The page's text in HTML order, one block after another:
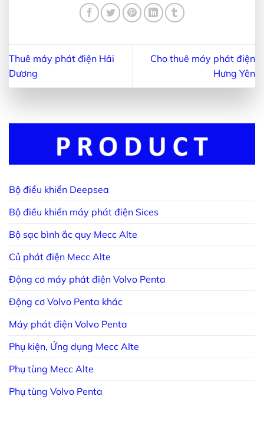
Thuê máy phát điện Hải
Dương
Cho thuê máy phát điện
Hưng Yên
Bộ điều khiển Deepsea
Bộ điều khiển máy phát điện Sices
Bộ sạc bình ắc quy Mecc Alte
Củ phát điện Mecc Alte
Động cơ máy phát điện Volvo Penta
Động cơ Volvo Penta khác
Máy phát điện Volvo Penta
Phụ kiện, Ứng dụng Mecc Alte
Phụ tùng Mecc Alte
Phụ tùng Volvo Penta